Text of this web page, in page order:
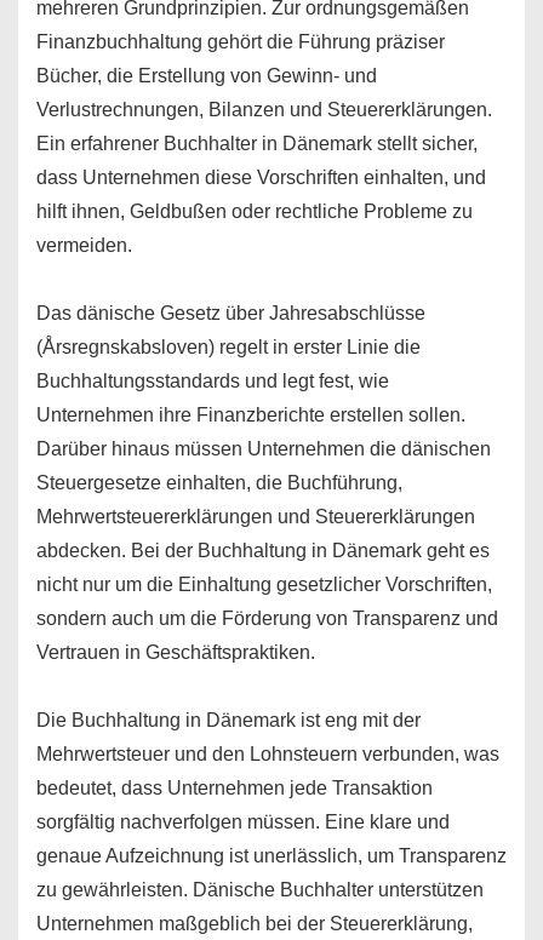
mehreren Grundprinzipien. Zur ordnungsgemäßen
Finanzbuchhaltung gehört die Führung präziser
Bücher, die Erstellung von Gewinn- und
Verlustrechnungen, Bilanzen und Steuererklärungen.
Ein erfahrener Buchhalter in Dänemark stellt sicher,
dass Unternehmen diese Vorschriften einhalten, und
hilft ihnen, Geldbußen oder rechtliche Probleme zu
vermeiden.
Das dänische Gesetz über Jahresabschlüsse
(Årsregnskabsloven) regelt in erster Linie die
Buchhaltungsstandards und legt fest, wie
Unternehmen ihre Finanzberichte erstellen sollen.
Darüber hinaus müssen Unternehmen die dänischen
Steuergesetze einhalten, die Buchführung,
Mehrwertsteuererklärungen und Steuererklärungen
abdecken. Bei der Buchhaltung in Dänemark geht es
nicht nur um die Einhaltung gesetzlicher Vorschriften,
sondern auch um die Förderung von Transparenz und
Vertrauen in Geschäftspraktiken.
Die Buchhaltung in Dänemark ist eng mit der
Mehrwertsteuer und den Lohnsteuern verbunden, was
bedeutet, dass Unternehmen jede Transaktion
sorgfältig nachverfolgen müssen. Eine klare und
genaue Aufzeichnung ist unerlässlich, um Transparenz
zu gewährleisten. Dänische Buchhalter unterstützen
Unternehmen maßgeblich bei der Steuererklärung,